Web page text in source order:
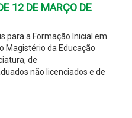
12 DE MARÇO DE
para a Formação Inicial em
Magistério da Educação
de
não licenciados e de